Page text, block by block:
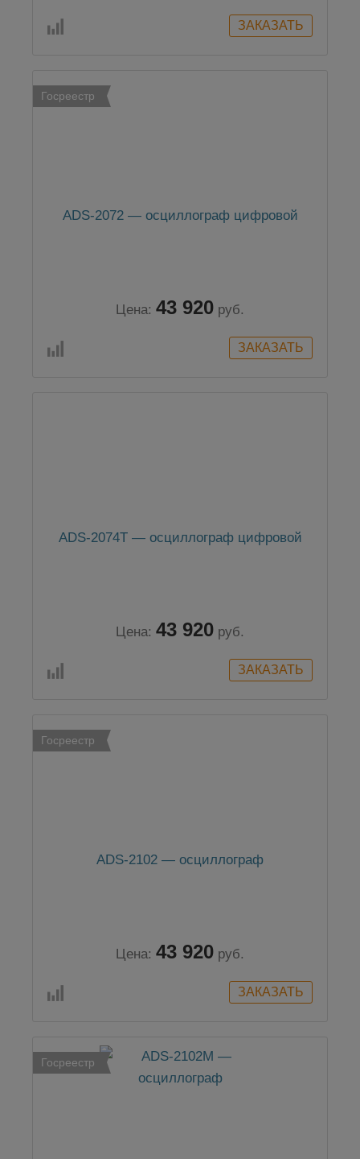
Госреестр
ADS-2072 — осциллограф цифровой
Цена: 43 920 руб.
ADS-2074T — осциллограф цифровой
Цена: 43 920 руб.
Госреестр
ADS-2102 — осциллограф
Цена: 43 920 руб.
Госреестр